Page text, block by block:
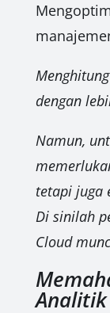
dengan
Namun,
tetapi juga
Di sinilah
Cloud